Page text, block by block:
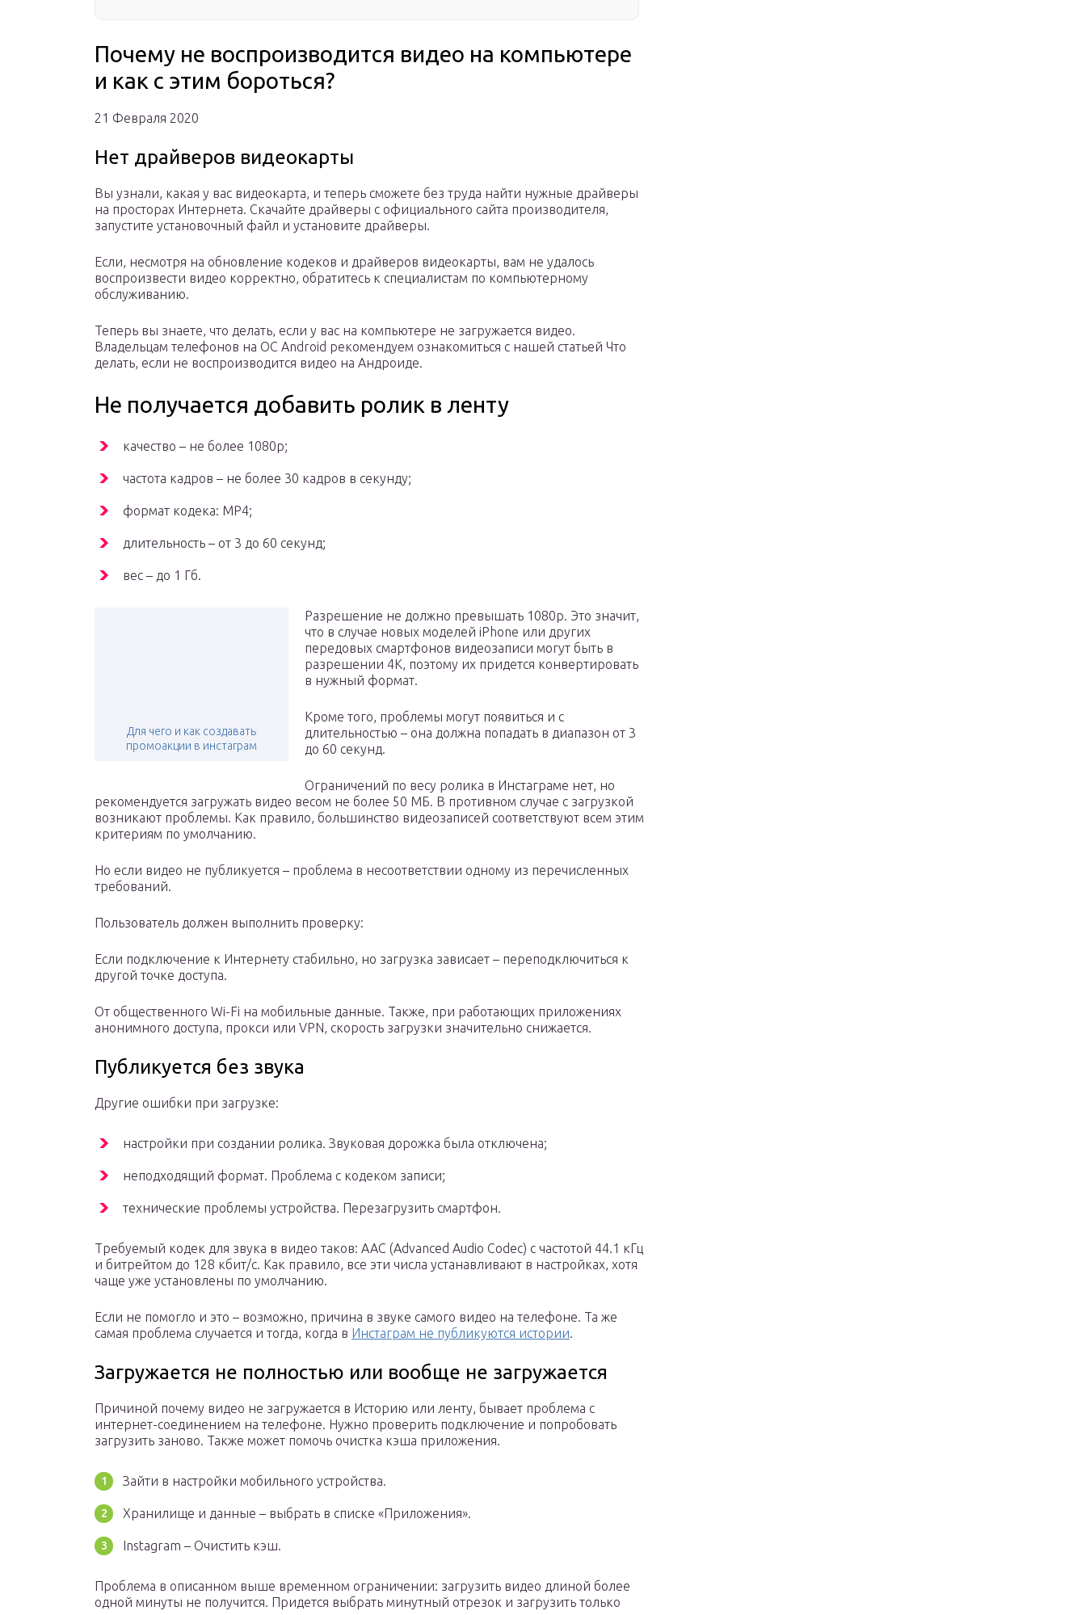
Почему не воспроизводится видео на компьютере
и как с этим бороться?
21 Февраля 2020
Нет драйверов видеокарты
Вы узнали, какая у вас видеокарта, и теперь сможете без труда найти нужные драйверы
на просторах Интернета. Скачайте драйверы с официального сайта производителя,
запустите установочный файл и установите драйверы.
Если, несмотря на обновление кодеков и драйверов видеокарты, вам не удалось
воспроизвести видео корректно, обратитесь к специалистам по компьютерному
обслуживанию.
Теперь вы знаете, что делать, если у вас на компьютере не загружается видео.
Владельцам телефонов на ОС Android рекомендуем ознакомиться с нашей статьей Что
делать, если не воспроизводится видео на Андроиде.
Не получается добавить ролик в ленту
качество – не более 1080p;
частота кадров – не более 30 кадров в секунду;
формат кодека: MP4;
длительность – от 3 до 60 секунд;
вес – до 1 Гб.
Для чего и как создавать
промоакции в инстаграм
Разрешение не должно превышать 1080р. Это значит,
что в случае новых моделей iPhone или других
передовых смартфонов видеозаписи могут быть в
разрешении 4K, поэтому их придется конвертировать
в нужный формат.
Кроме того, проблемы могут появиться и с
длительностью – она должна попадать в диапазон от 3
до 60 секунд.
Ограничений по весу ролика в Инстаграме нет, но
рекомендуется загружать видео весом не более 50 МБ. В противном случае с загрузкой
возникают проблемы. Как правило, большинство видеозаписей соответствуют всем этим
критериям по умолчанию.
Но если видео не публикуется – проблема в несоответствии одному из перечисленных
требований.
Пользователь должен выполнить проверку:
Если подключение к Интернету стабильно, но загрузка зависает – переподключиться к
другой точке доступа.
От общественного Wi-Fi на мобильные данные. Также, при работающих приложениях
анонимного доступа, прокси или VPN, скорость загрузки значительно снижается.
Публикуется без звука
Другие ошибки при загрузке:
настройки при создании ролика. Звуковая дорожка была отключена;
неподходящий формат. Проблема с кодеком записи;
технические проблемы устройства. Перезагрузить смартфон.
Требуемый кодек для звука в видео таков: AAC (Advanced Audio Codec) с частотой 44.1 кГц
и битрейтом до 128 кбит/с. Как правило, все эти числа устанавливают в настройках, хотя
чаще уже установлены по умолчанию.
Если не помогло и это – возможно, причина в звуке самого видео на телефоне. Та же
самая проблема случается и тогда, когда в Инстаграм не публикуются истории.
Загружается не полностью или вообще не загружается
Причиной почему видео не загружается в Историю или ленту, бывает проблема с
интернет-соединением на телефоне. Нужно проверить подключение и попробовать
загрузить заново. Также может помочь очистка кэша приложения.
Зайти в настройки мобильного устройства.
Хранилище и данные – выбрать в списке «Приложения».
Instagram – Очистить кэш.
Проблема в описанном выше временном ограничении: загрузить видео длиной более
одной минуты не получится. Придется выбрать минутный отрезок и загрузить только